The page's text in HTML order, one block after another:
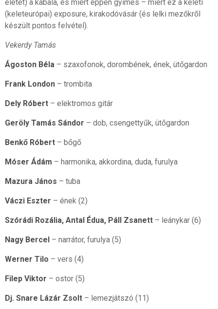
életet) a kabala, és miért éppen gyimes – miért ez a keleti
(keleteurópai) exposure, kirakodóvásár (és lelki mezőkről
készült pontos felvétel).
Vekerdy Tamás
Ágoston Béla – szaxofonok, dorombének, ének, ütőgardon
Frank London– trombita
Dely Róbert– elektromos gitár
Geröly Tamás Sándor – dob, csengettyűk, ütőgardon
Benkő Róbert– bőgő
Móser Ádám – harmonika, akkordina, duda, furulya
Mazura János – tuba
Váczi Eszter – ének (2)
Szórádi Rozália, Antal Édua, Páll Zsanett– leánykar (6)
Nagy Bercel– narrátor, furulya (5)
Werner Tilo – vers (4)
Filep Viktor – ostor (5)
Dj. Snare Lázár Zsolt– lemezjátszó (11)